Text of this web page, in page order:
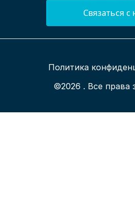
Связаться с
Политика
©2026 . Все права